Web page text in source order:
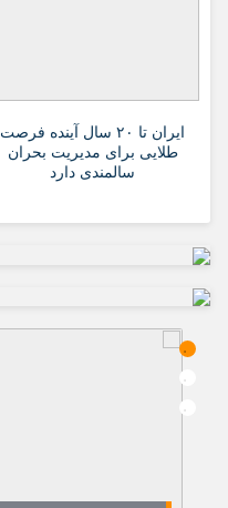
ایران تا ۲۰ سال آینده فرصت
طلایی برای مدیریت بحران
سالمندی دارد